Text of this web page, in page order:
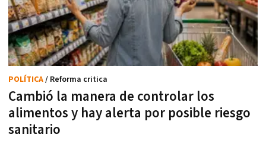
Cambió la manera de controlar los
alimentos y hay alerta por posible riesgo
sanitario
POLÍTICA/ Reforma critica